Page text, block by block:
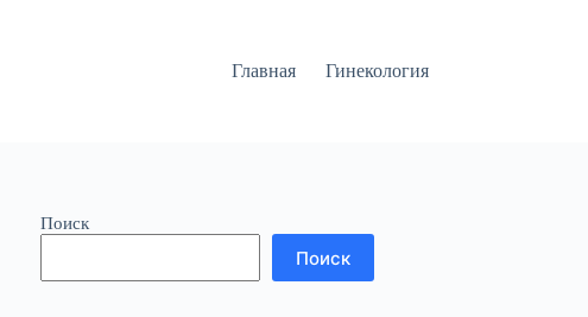
Главная Гинекология
Поиск
Поиск